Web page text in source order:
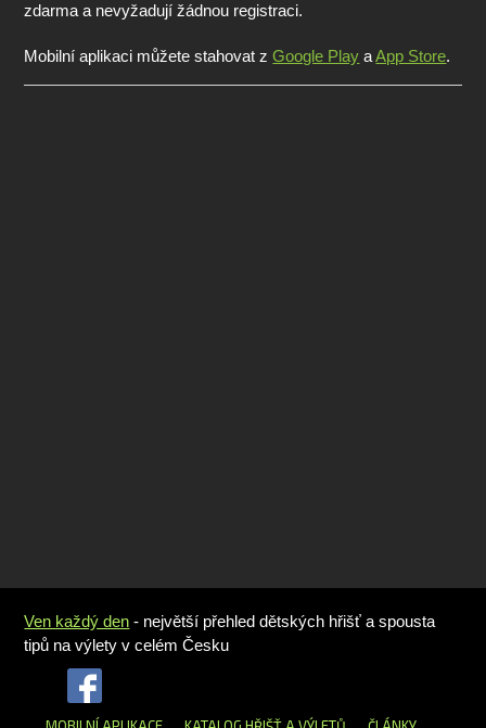
zdarma a nevyžadují žádnou registraci.
Mobilní aplikaci můžete stahovat zGoogle Play aApp Store.
Ven každý den - největší přehled dětských hřišť a spousta
tipů na výlety v celém Česku